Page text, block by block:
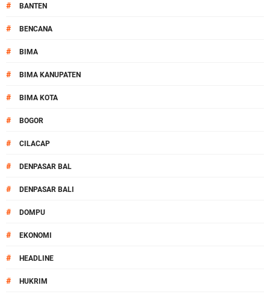
# BANTEN
# BENCANA
# BIMA
# BIMA KANUPATEN
# BIMA KOTA
# BOGOR
# CILACAP
# DENPASAR BAL
# DENPASAR BALI
# DOMPU
# EKONOMI
# HEADLINE
# HUKRIM